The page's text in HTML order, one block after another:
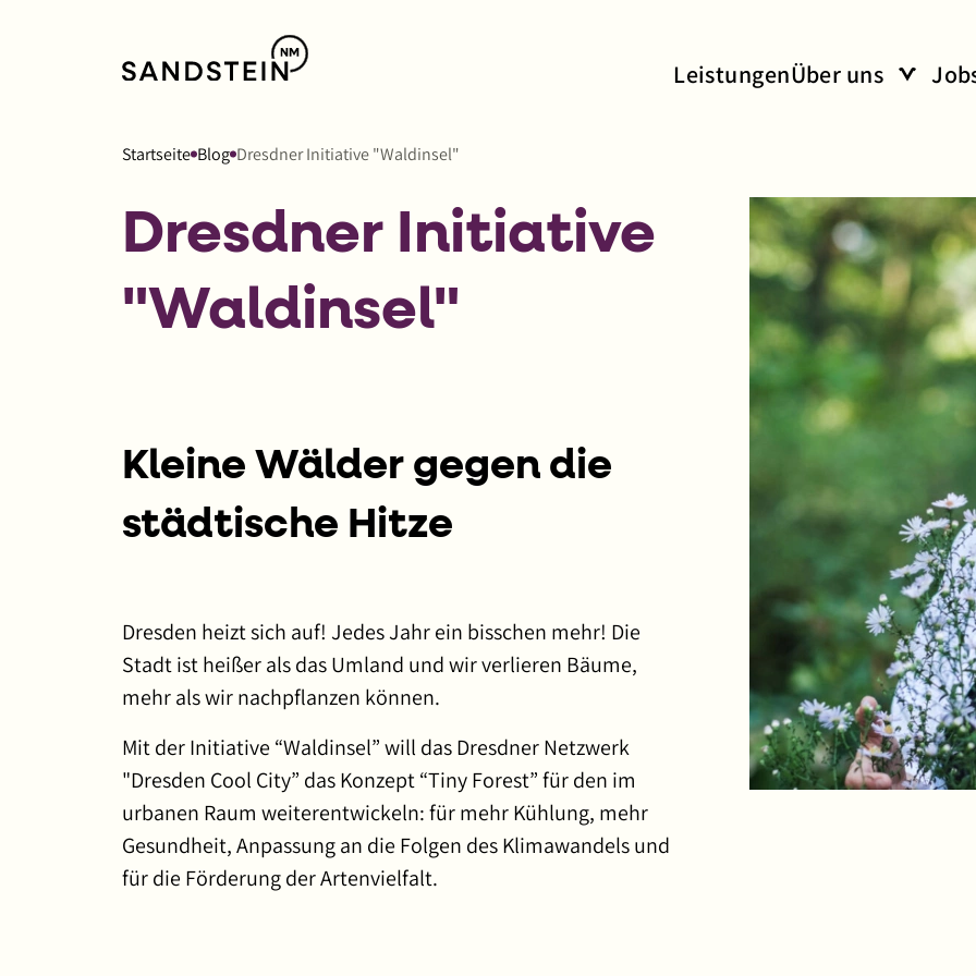
Link
von
LeistungenÜber uns Über uns
Unter-
Unter-
Startseite Blog Dresdner Initiative "Waldinsel"
Dresdner Initiative
"Waldinsel"
Kleine Wälder gegen die
städtische Hitze
Dresden heizt sich auf! Jedes Jahr ein bisschen mehr! Die
Stadt ist heißer als das Umland und wir verlieren Bäume,
mehr als wir nachpflanzen können.
Mit der Initiative “Waldinsel” will das Dresdner Netzwerk
"Dresden Cool City” das Konzept “Tiny Forest” für den im
urbanen Raum weiterentwickeln: für mehr Kühlung, mehr
Gesundheit, Anpassung an die Folgen des Klimawandels und
für die Förderung der Artenvielfalt.